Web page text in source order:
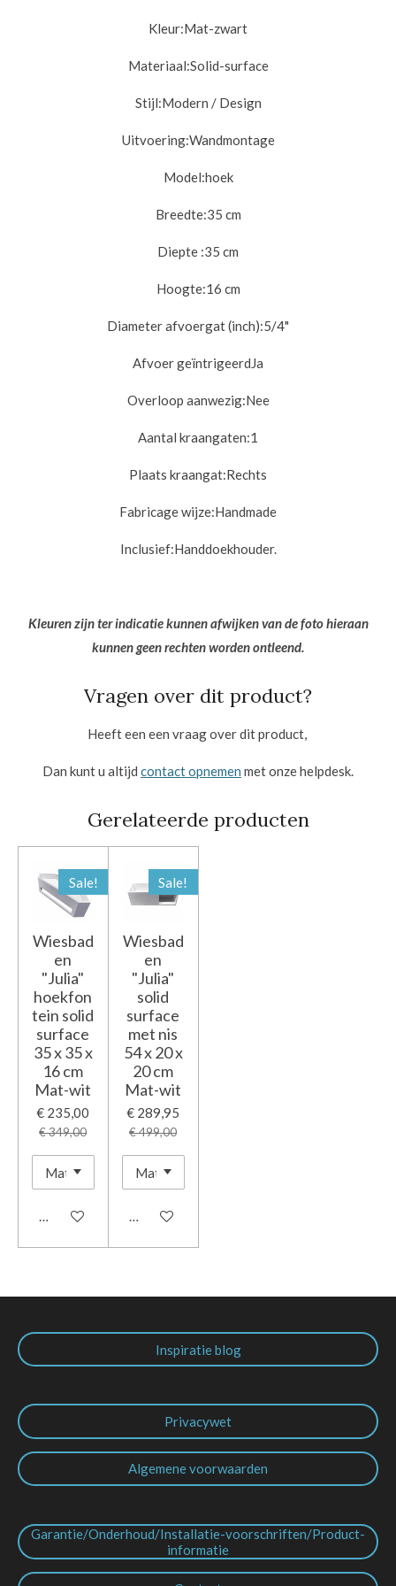
Kleur:Mat-zwart
Materiaal:Solid-surface
Stijl:Modern / Design
Uitvoering:Wandmontage
Model:hoek
Breedte:35 cm
Diepte :35 cm
Hoogte:16 cm
Diameter afvoergat (inch):5/4"
Afvoer geïntrigeerdJa
Overloop aanwezig:Nee
Aantal kraangaten:1
Plaats kraangat:Rechts
Fabricage wijze:Handmade
Inclusief:Handdoekhouder.
Kleuren zijn ter indicatie kunnen afwijken van de foto hieraan
kunnen geen rechten worden ontleend.
Vragen over dit product?
Heeft een een vraag over dit product,
Dan kunt u altijd contact opnemen met onze helpdesk.
Gerelateerde producten
Sale!
Wiesbad
en
"Julia"
hoekfon
tein solid
surface
35 x 35 x
16 cm
Mat-wit
€ 235,00
€ 349,00
In winkelwagen
Sale!
Wiesbad
en
"Julia"
solid
surface
met nis
54 x 20 x
20 cm
Mat-wit
€ 289,95
€ 499,00
In winkelwagen
Inspiratie blog
Privacywet
Algemene voorwaarden
Garantie/Onderhoud/Installatie-voorschriften/Product-
informatie